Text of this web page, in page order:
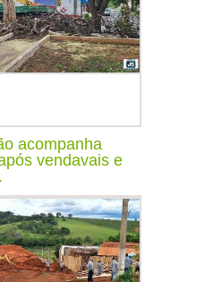
acompanha
vendavais e